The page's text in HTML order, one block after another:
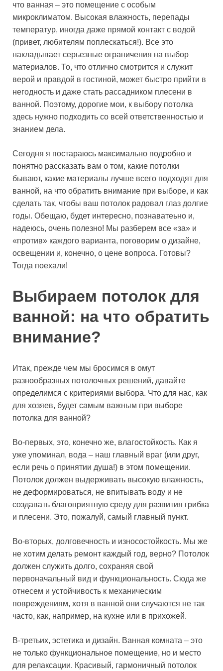
что ванная – это помещение с особым
микроклиматом. Высокая влажность, перепады
температур, иногда даже прямой контакт с водой
(привет, любителям поплескаться!). Все это
накладывает серьезные ограничения на выбор
материалов. То, что отлично смотрится и служит
верой и правдой в гостиной, может быстро прийти в
негодность и даже стать рассадником плесени в
ванной. Поэтому, дорогие мои, к выбору потолка
здесь нужно подходить со всей ответственностью и
знанием дела.
Сегодня я постараюсь максимально подробно и
понятно рассказать вам о том, какие потолки
бывают, какие материалы лучше всего подходят для
ванной, на что обратить внимание при выборе, и как
сделать так, чтобы ваш потолок радовал глаз долгие
годы. Обещаю, будет интересно, познаватеьно и,
надеюсь, очень полезно! Мы разберем все «за» и
«против» каждого варианта, поговорим о дизайне,
освещении и, конечно, о цене вопроса. Готовы?
Тогда поехали!
Выбираем потолок для
ванной: на что обратить
внимание?
Итак, прежде чем мы бросимся в омут
разнообразных потолочных решений, давайте
определимся с критериями выбора. Что для нас, как
для хозяев, будет самым важным при выборе
потолка для ванной?
Во-первых, это, конечно же, влагостойкость. Как я
уже упоминал, вода – наш главный враг (или друг,
если речь о принятии душа!) в этом помещении.
Потолок должен выдерживать высокую влажность,
не деформироваться, не впитывать воду и не
создавать благоприятную среду для развития грибка
и плесени. Это, пожалуй, самый главный пункт.
Во-вторых, долговечность и износостойкость. Мы же
не хотим делать ремонт каждый год, верно? Потолок
должен служить долго, сохраняя свой
первоначальный вид и функциональность. Сюда же
отнесем и устойчивость к механическим
повреждениям, хотя в ванной они случаются не так
часто, как, например, на кухне или в прихожей.
В-третьих, эстетика и дизайн. Ванная комната – это
не только функциональное помещение, но и место
для релаксации. Красивый, гармоничный потолок